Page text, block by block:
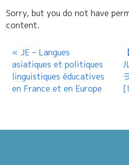
Sorry, but you do not have
content.
JE – Langues
asiatiques et politiques
linguistiques éducatives
en France et en Europe